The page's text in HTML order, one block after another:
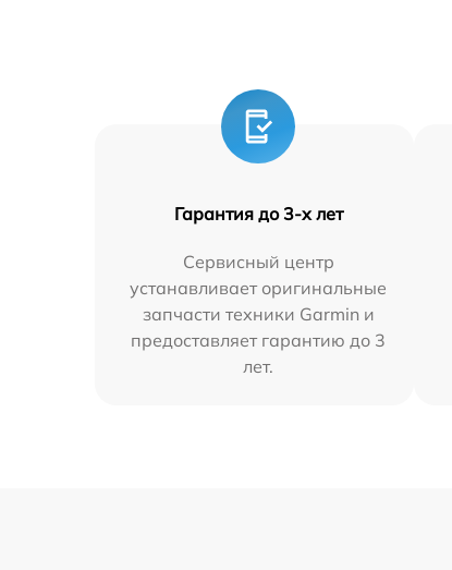
Гарантия до 3-х лет
Сервисный центр
устанавливает оригинальные
запчасти техники Garmin и
предоставляет гарантию до 3
лет.